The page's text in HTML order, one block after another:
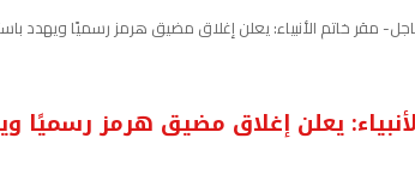
مقر خاتم الأنبياء: يعلن إغلاق مضيق هرمز رسميًا ويهدد
يعلن إغلاق مضيق هرمز